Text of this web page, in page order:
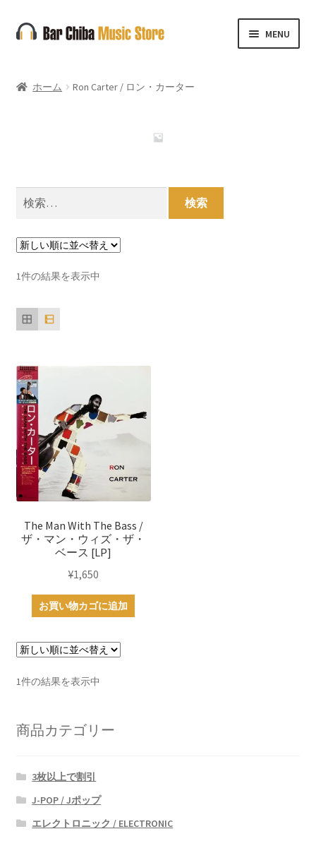
ナ
ビ
ー
キ
ッ
コ
ン
ン
プ
MENU
ホーム Ron Carter / ロン・カーター
検
索:
1件の結果を表示中
The Man With The Bass /
ザ・マン・ウィズ・ザ・
ベース [LP]
¥1,650
お買い物カゴに追加
1件の結果を表示中
商品カテゴリー
3枚以上で割引
J-POP / Jポップ
エレクトロニック / ELECTRONIC